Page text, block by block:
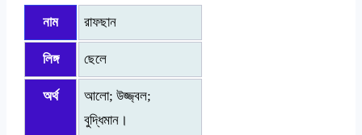
নাম রাফছান
লিঙ্গ ছেলে
অর্থ
আলো; উজ্জ্বল;
বুদ্ধিমান।